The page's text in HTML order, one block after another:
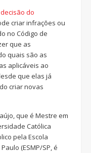
do
criar infrações ou
no Código de
que as
quais são as
aplicáveis ao
que elas já
criar novas
que é Mestre em
Católica
pela Escola
(ESMP/SP, é